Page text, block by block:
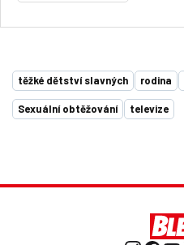
těžké dětství slavných rodina
Sexuální obtěžování televize